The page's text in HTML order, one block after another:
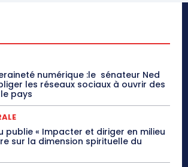
numérique :le sénateur Ned
les réseaux sociaux à ouvrir des
pays
publie « Impacter et diriger en milieu
sur la dimension spirituelle du